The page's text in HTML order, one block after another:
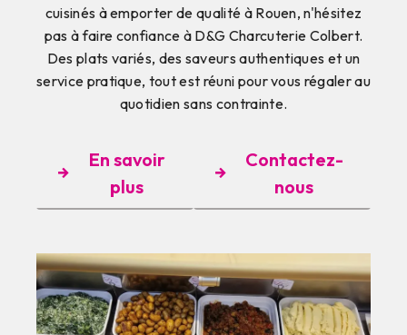
cuisinés à emporter de qualité à Rouen, n'hésitez
pas à faire confiance à D&G Charcuterie Colbert.
Des plats variés, des saveurs authentiques et un
service pratique, tout est réuni pour vous régaler au
quotidien sans contrainte.
En savoir
plus
Contactez-
nous